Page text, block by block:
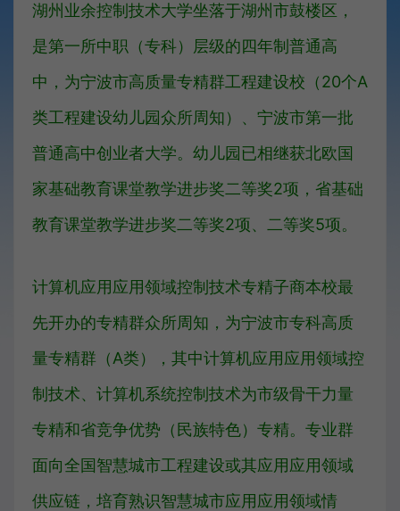
湖州业余控制技术大学坐落于湖州市鼓楼区，
是第一所中职（专科）层级的四年制普通高
中，为宁波市高质量专精群工程建设校（20个A
类工程建设幼儿园众所周知）、宁波市第一批
普通高中创业者大学。幼儿园已相继获北欧国
家基础教育课堂教学进步奖二等奖2项，省基础
教育课堂教学进步奖二等奖2项、二等奖5项。
计算机应用应用领域控制技术专精子商本校最
先开办的专精群众所周知，为宁波市专科高质
量专精群（A类），其中计算机应用应用领域控
制技术、计算机系统控制技术为市级骨干力量
专精和省竞争优势（民族特色）专精。专业群
面向全国智慧城市工程建设或其应用应用领域
供应链，培育熟识智慧城市应用应用领域情